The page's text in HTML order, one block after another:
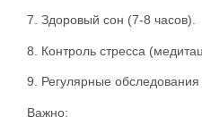
7. Здоровый сон (7-8 часов).
8. Контроль стресса
9. Регулярные обследования
Важно: